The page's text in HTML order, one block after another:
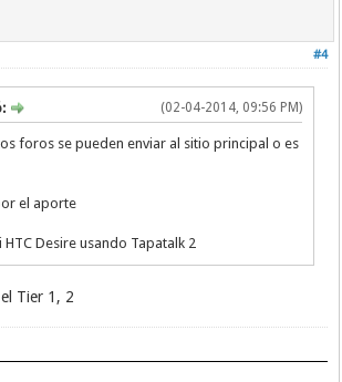
info.net/forum
data.com/forum
hannover.de
forums
forum
community
forums
CSEForum
#4
(02-04-2014, 09:56 PM)
foros se pueden enviar al sitio principal o es
el aporte
Desire usando Tapatalk 2
Tier 1, 2